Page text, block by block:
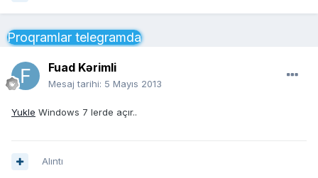
Proqramlar telegramda
Fuad Kərimli
Mesaj tarihi: 5 Mayıs 2013
Yukle Windows 7 lerde açır..
Alıntı